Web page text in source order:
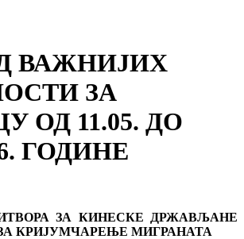
ВАЖНИЈИХ
ЗА
ОД 11.05. ДО
ГОДИНЕ
ЗА КИНЕСКЕ ДРЖАВЉАНЕ
КРИЈУМЧАРЕЊЕ МИГРАНАТА